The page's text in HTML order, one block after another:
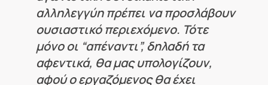
αλληλεγγύη πρέπει να προσλάβουν
ουσιαστικό περιεχόμενο. Τότε
μόνο οι “απέναντι”, δηλαδή τα
αφεντικά, θα μας υπολογίζουν,
αφού ο εργαζόμενος θα έχει